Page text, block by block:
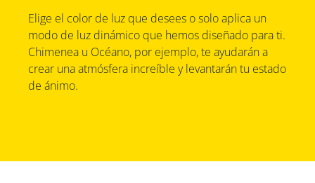
Elige el color de luz que desees o solo aplica un
modo de luz dinámico que hemos diseñado para ti.
Chimenea u Océano, por ejemplo, te ayudarán a
crear una atmósfera increíble y levantarán tu estado
de ánimo.